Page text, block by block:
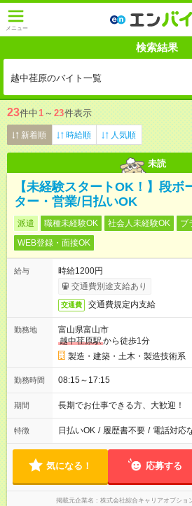
メニュー
検索結果
越中荏原のバイト一覧
23件中1 ～ 23件表示
新着順 時給順 人気順
未読
【未経験スタートOK！】段ボ
ター・営業/日払いOK
派遣 職種未経験OK 社会人未経験OK
ブ
WEB登録・面接OK
給与
時給1200円
交通費別途支給あり
交通費 交通費規定内支給
勤務地
富山県富山市
越中荏原駅から徒歩1分
製造・建築・土木・製造技術系
勤務時間 08:15～17:15
期間 長期でお仕事できる方、大歓迎！
特徴 日払いOK / 履歴書不要 / 電話対応
気になる！ 応募する
掲載元企業名 株式会社綜合キャリアオプショ